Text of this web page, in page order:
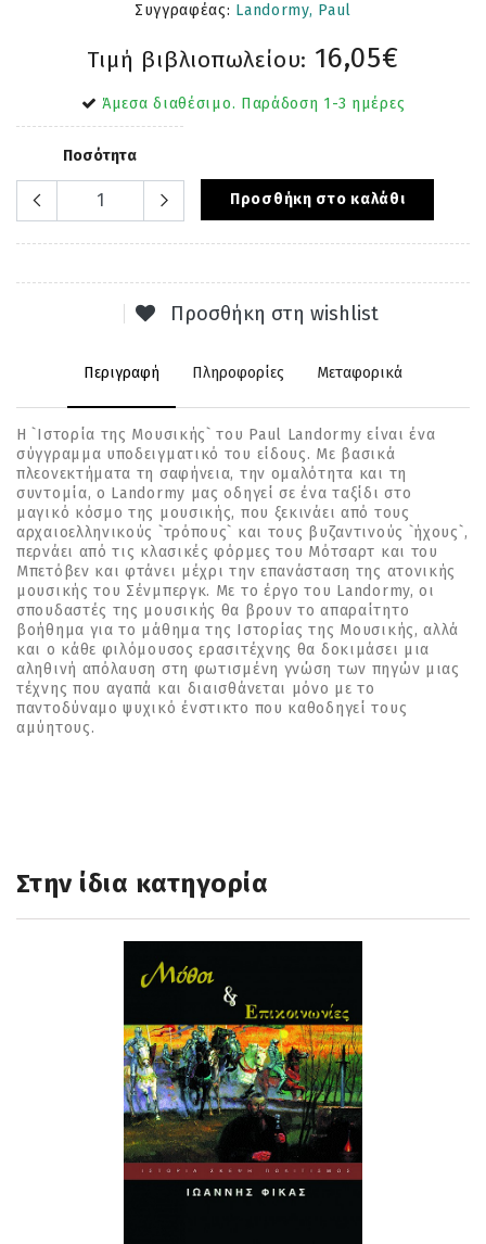
Συγγραφέας: Landormy, Paul
Τιμή βιβλιοπωλείου: 16,05€
Άμεσα διαθέσιμο. Παράδοση 1-3 ημέρες
Ποσότητα
Προσθήκη στο καλάθι
Προσθήκη στη wishlist
Περιγραφή Πληροφορίες Μεταφορικά
Η `Iστορία της Μουσικής` του Paul Landormy είναι ένα
σύγγραμμα υποδειγματικό του είδους. Με βασικά
πλεονεκτήματα τη σαφήνεια, την ομαλότητα και τη
συντομία, ο Landormy μας οδηγεί σε ένα ταξίδι στο
μαγικό κόσμο της μουσικής, που ξεκινάει από τους
αρχαιοελληνικούς `τρόπους` και τους βυζαντινούς `ήχους`,
περνάει από τις κλασικές φόρμες του Μότσαρτ και του
Μπετόβεν και φτάνει μέχρι την επανάσταση της ατονικής
μουσικής του Σένμπεργκ. Με το έργο του Landormy, οι
σπουδαστές της μουσικής θα βρουν το απαραίτητο
βοήθημα για το μάθημα της Ιστορίας της Μουσικής, αλλά
και ο κάθε φιλόμουσος ερασιτέχνης θα δοκιμάσει μια
αληθινή απόλαυση στη φωτισμένη γνώση των πηγών μιας
τέχνης που αγαπά και διαισθάνεται μόνο με το
παντοδύναμο ψυχικό ένστικτο που καθοδηγεί τους
αμύητους.
Στην ίδια κατηγορία